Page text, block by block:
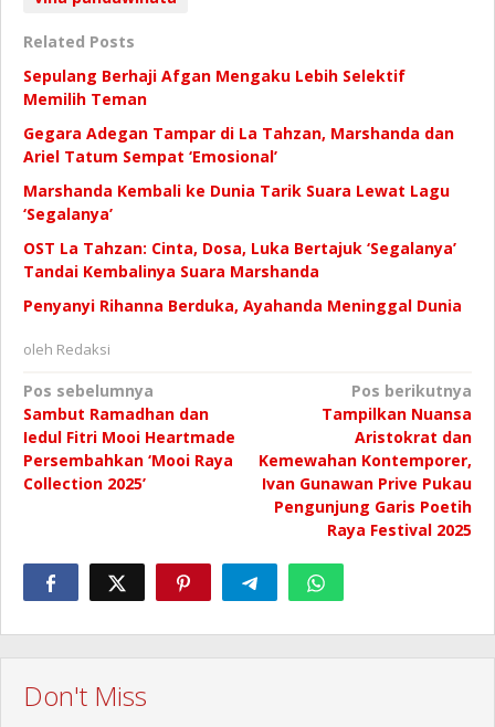
Related Posts
Sepulang Berhaji Afgan Mengaku Lebih Selektif
Memilih Teman
Gegara Adegan Tampar di La Tahzan, Marshanda dan
Ariel Tatum Sempat ‘Emosional’
Marshanda Kembali ke Dunia Tarik Suara Lewat Lagu
‘Segalanya’
OST La Tahzan: Cinta, Dosa, Luka Bertajuk ‘Segalanya’
Tandai Kembalinya Suara Marshanda
Penyanyi Rihanna Berduka, Ayahanda Meninggal Dunia
oleh Redaksi
Navigasi
pos
Pos sebelumnya
Sambut Ramadhan dan
Iedul Fitri Mooi Heartmade
Persembahkan ‘Mooi Raya
Collection 2025’
Pos berikutnya
Tampilkan Nuansa
Aristokrat dan
Kemewahan Kontemporer,
Ivan Gunawan Prive Pukau
Pengunjung Garis Poetih
Raya Festival 2025
Don't Miss